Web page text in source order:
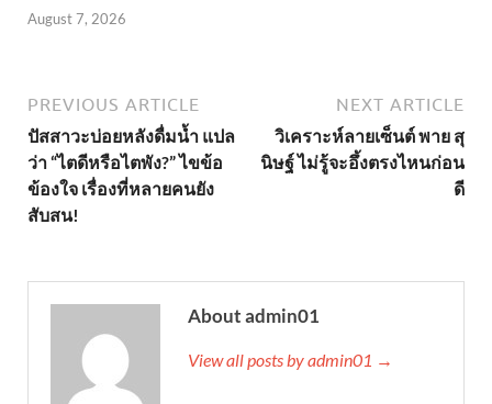
August 7, 2026
PREVIOUS ARTICLE
ปัสสาวะบ่อยหลังดื่มน้ำ แปล
ว่า “ไตดีหรือไตพัง?” ไขข้อ
ข้องใจ เรื่องที่หลายคนยัง
สับสน!
NEXT ARTICLE
วิเคราะห์ลายเซ็นต์ พาย สุ
นิษฐ์ ไม่รู้จะอึ้งตรงไหนก่อน
ดี
About admin01
View all posts by admin01 →